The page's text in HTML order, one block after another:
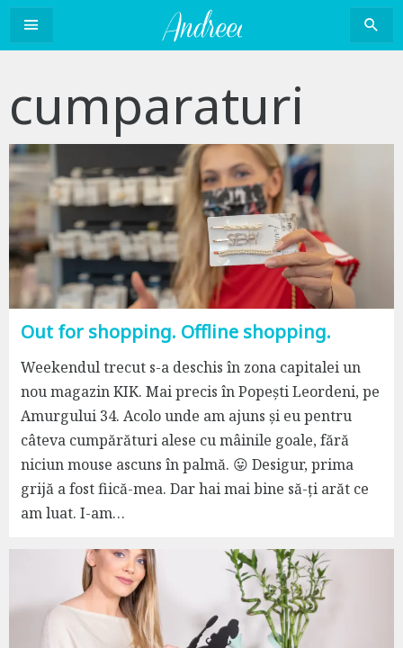
Sari
conținut
cumparaturi
Out for shopping. Offline shopping.
Weekendul trecut s-a deschis în zona capitalei un
nou magazin KIK. Mai precis în Popești Leordeni, pe
Amurgului 34. Acolo unde am ajuns și eu pentru
câteva cumpărături alese cu mâinile goale, fără
niciun mouse ascuns în palmă. 😛 Desigur, prima
grijă a fost fiică-mea. Dar hai mai bine să-ți arăt ce
am luat. I-am…